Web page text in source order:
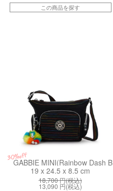
この商品を探す
30%off
GABBIE MINI(Rainbow Dash Bl)
19 x 24.5 x 8.5 cm
18,700円(税込)
13,090 円(税込)